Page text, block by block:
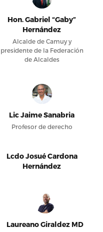
Hon. Gabriel “Gaby”
Hernández
Alcalde de Camuy y
presidente de la Federación
de Alcaldes
Lic Jaime Sanabria
Profesor de derecho
Lcdo Josué Cardona
Hernández
Laureano Giraldez MD